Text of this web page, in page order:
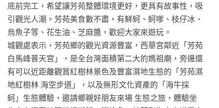
底前完工，希望讓芳苑整體環境更好，更具有故事性，吸
引觀光人潮。芳苑美食數不盡，有鮮蚵、蚵嗲、枝仔冰、
烏魚子等、花生油、芝麻醬，歡迎大家來遊玩。
城觀處表示，芳苑鄉的觀光資源豐富，西華宮鄰近「芳苑
白馬峰普天宮」，是全台灣面積第二大的媽祖廟，旁邊還
有可以近距離觀賞紅樹林景色及豐富濕地生態的「芳苑濕
地紅樹林 海空步道」，以及無形文化資產的「海牛採
蚵」生態體驗，邀請鄉親好朋友來場 生態之旅，體驗坐